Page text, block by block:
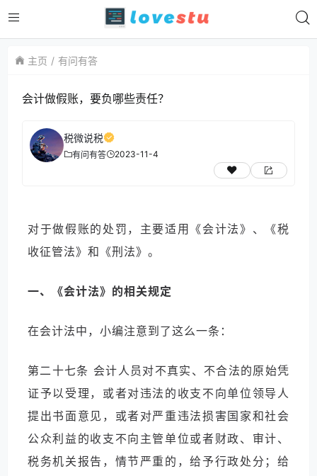
主页 有问有答
会计做假账，要负哪些责任？
税微说税
有问有答 2023-11-4
对于做假账的处罚，主要适用 《会计法》 、
《税
收征管法》 和 《刑法》 。
一、《会计法》的相关规定
在会计法中，小编注意到了这么一条：
第二十七条 会计人员对不真实、不合法的原始凭
证予以受理，或者对违法的收支不向单位领导人
提出书面意见，或者对严重违法损害国家和社会
公众利益的收支不向主管单位或者财政、审计、
税务机关报告，情节严重的，给予行政处分；给